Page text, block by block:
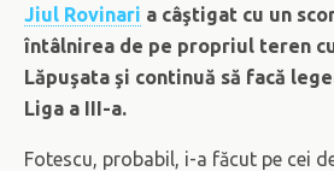
Jiul Rovinari a câştigat cu un
întâlnirea de pe propriul teren
Lăpuşata şi continuă să facă
Liga a III-a.
Fotescu, probabil, i-a făcut pe cei